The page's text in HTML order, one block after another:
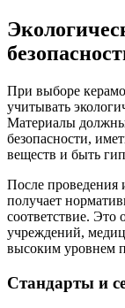
При выборе
учитывать
Материалы должны
безопасности,
веществ и быть
После проведения
получает
соответствие. Это
учреждений,
высоким уровнем
Стандарты и